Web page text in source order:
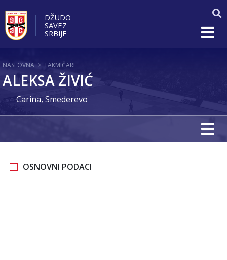
DŽUDO
SAVEZ
SRBIJE
NASLOVNA > TAKMIČARI
ALEKSA ŽIVIĆ
Carina, Smederevo
OSNOVNI PODACI